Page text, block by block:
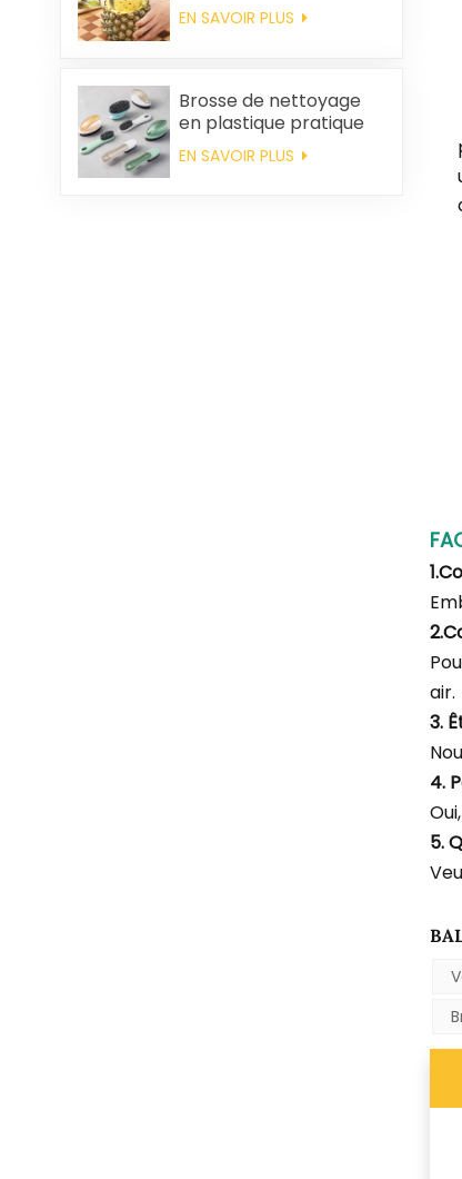
EN SAVOIR PLUS
Brosse de nettoyage
en plastique pratique
en gros
EN SAVOIR PLUS
air.
3.
4.
5.